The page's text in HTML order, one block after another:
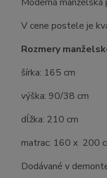
V cene postele je
Rozmery
šírka: 165 cm
výška: 90/38 cm
dĺžka: 210 cm
matrac: 160 x 200
Dodávané v